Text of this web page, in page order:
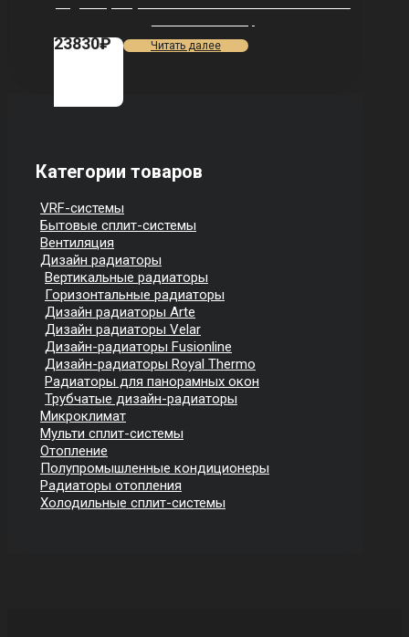
23830₽ Читать далее
Категории товаров
VRF-системы
Бытовые сплит-системы
Вентиляция
Дизайн радиаторы
Вертикальные радиаторы
Горизонтальные радиаторы
Дизайн радиаторы Arte
Дизайн радиаторы Velar
Дизайн-радиаторы Fusionline
Дизайн-радиаторы Royal Thermo
Радиаторы для панорамных окон
Трубчатые дизайн-радиаторы
Микроклимат
Мульти сплит-системы
Отопление
Полупромышленные кондиционеры
Радиаторы отопления
Холодильные сплит-системы